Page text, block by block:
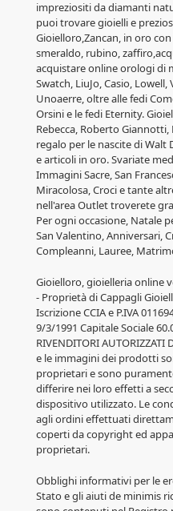
impreziositi da diamanti
puoi trovare gioielli e
Gioielloro,Zancan, in oro
smeraldo, rubino,
acquistare online orologi di
Swatch, LiuJo, Casio,
Unoaerre, oltre alle fedi
Orsini e le fedi Eternity.
Rebecca, Roberto
regalo per le nascite di Walt
e articoli in oro. Svariate
Immagini Sacre, San
Miracolosa, Croci e tante
nell'area Outlet troverete
Per ogni occasione, Natale
San Valentino, Anniversari,
Compleanni, Lauree,
Gioielloro, gioielleria online
- Proprietà di Cappagli
Iscrizione CCIA e P.IVA
9/3/1991 Capitale Sociale
RIVENDITORI AUTORIZZATI
e le immagini dei prodotti
proprietari e sono
differire nei loro effetti a
dispositivo utilizzato. Le
agli ordini effettuati
coperti da copyright ed
proprietari.
Obblighi informativi per le
Stato e gli aiuti de minimis